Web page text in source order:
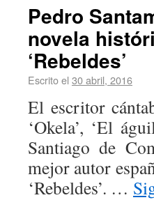
Pedro
novela
‘Rebeldes’
Escrito el 30 abril, 2016
El escritor
‘Okela’, ‘El
Santiago de
mejor autor
‘Rebeldes’. …